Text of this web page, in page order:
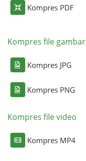
Kompres PDF
Kompres file gambar
Kompres JPG
Kompres PNG
Kompres file video
Kompres MP4